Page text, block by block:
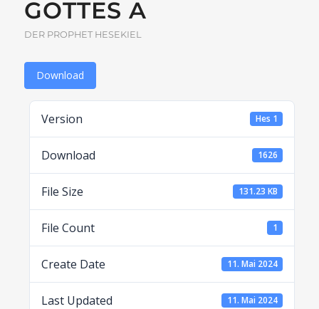
GOTTES A
DER PROPHET HESEKIEL
Download
Version Hes 1
Download 1626
File Size 131.23 KB
File Count 1
Create Date 11. Mai 2024
Last Updated 11. Mai 2024